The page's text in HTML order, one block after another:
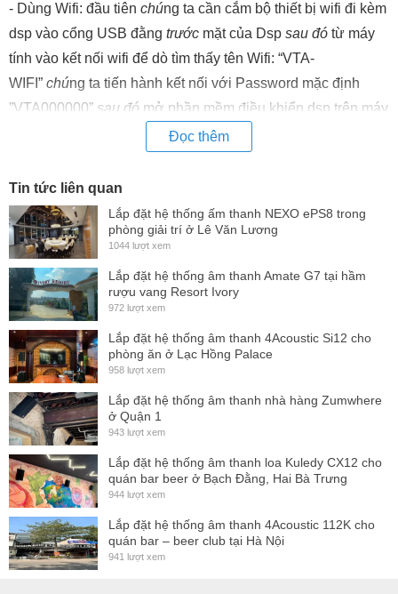
- Dùng Wifi: đầu tiên chúng ta cần cắm bộ thiết bị wifi đi kèm
dsp vào cổng USB đằng trước mặt của Dsp sau đó từ máy
tính vào kết nối wifi để dò tìm thấy tên Wifi: “VTA-
WIFI” chúng ta tiến hành kết nối với Password mặc định
”VTA000000” sau đó mở phần mềm điều khiển dsp trên máy
ng ta tích vào mục WIFI và nhấn connect .
kèm thiết bị vào cổng USB-B
lạichúng ta kết nối vào cổng usb của máy tínhsau đóchú
ta bật phần mềm lên chọn tích mục USBsau đó
Connect .
PHẦN II: Giới Thiệu Chi Tiết Về Các Thẻ Trong Giao
Diện Của DSP:
Với Thẻ Music:
Đầu tiên với thư mục con trong thẻ music “ Music
Input”:
-Với mục ( VOD Gain, BMG Gain, AUX Gain, SPDIF
Gain) đây là mức âm lượng tăng giảm tín hiệu đầu vào cho
từng đường Music.
- Với Mục( AUTO, VOD, AUX, BMG, Coaxial, Optical)
Đây là mục chọn tín hiệu đầu vào cho DSP Tương ứng với
các cổng input mặtsauDSP do
Đọc thêm
Tin tức liên quan
Lắp đặt hệ thống ấm thanh NEXO ePS8 trong
phòng giải trí ở Lê Văn Lương
1044 lượt xem
Lắp đặt hệ thống âm thanh Amate G7 tại hầm
rượu vang Resort Ivory
972 lượt xem
Lắp đặt hệ thống âm thanh 4Acoustic Si12 cho
phòng ăn ở Lạc Hồng Palace
958 lượt xem
Lắp đặt hệ thống âm thanh nhà hàng Zumwhere
ở Quận 1
943 lượt xem
Lắp đặt hệ thống âm thanh loa Kuledy CX12 cho
quán bar beer ở Bạch Đằng, Hai Bà Trưng
944 lượt xem
Lắp đặt hệ thống âm thanh 4Acoustic 112K cho
quán bar – beer club tại Hà Nội
941 lượt xem